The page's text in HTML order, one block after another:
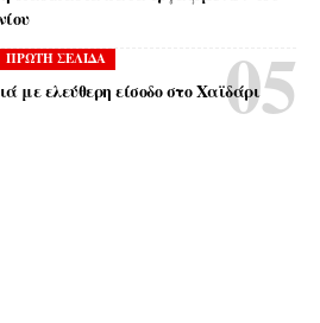
ΠΡΩΤΗ ΣΕΛΙΔΑ
με ελεύθερη είσοδο στο Χαϊδάρι